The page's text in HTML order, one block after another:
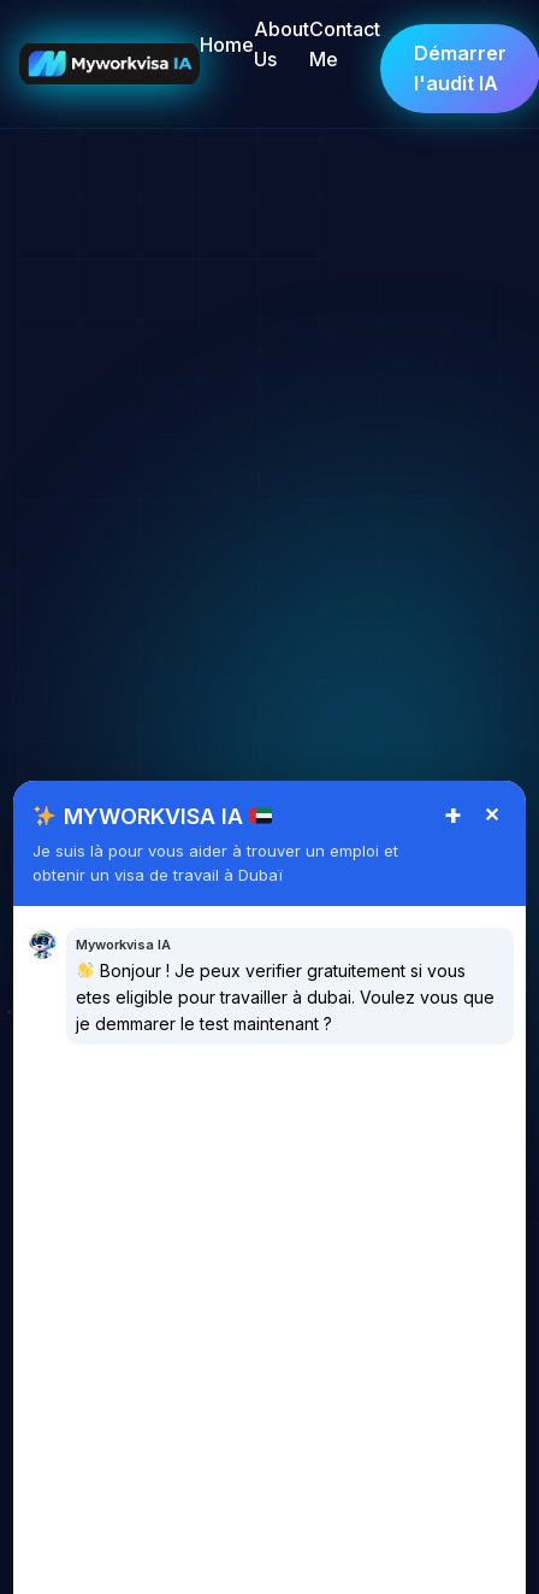
Home
About
Us
Contact
Me
Démarrer
l'audit IA
MYWORKVISA IA
Je suis là pour vous aider à trouver un emploi et
obtenir un visa de travail à Dubaï
+ ✕
Myworkvisa IA
Bonjour ! Je peux verifier gratuitement si vous
etes eligible pour travailler à dubai. Voulez vous que
je demmarer le test maintenant ?